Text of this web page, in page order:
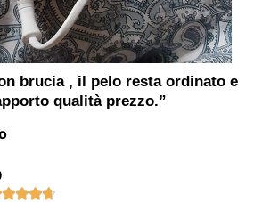
brucia , il pelo resta ordinato e
qualità prezzo.”
